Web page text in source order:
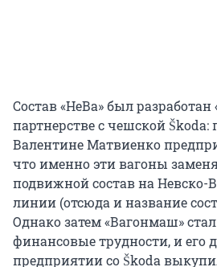
Состав «НеВа» был
партнерстве с чешской Škoda:
Валентине Матвиенко
что именно эти вагоны
подвижной состав на Невско-
линии (отсюда и название
Однако затем «Вагонмаш»
финансовые трудности, и его
предприятии со Škoda